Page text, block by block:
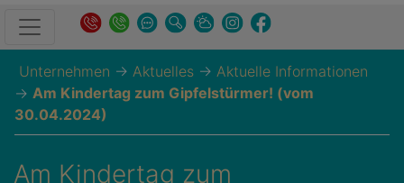
Unternehmen → Aktuelles → Aktuelle Informationen
→ Am Kindertag zum Gipfelstürmer! (vom
30.04.2024)
Am Kindertag zum